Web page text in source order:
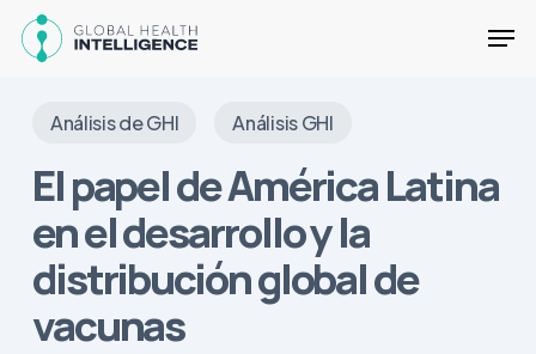
Análisis de GHI Análisis GHI
El papel de América Latina
en el desarrollo y la
distribución global de
vacunas